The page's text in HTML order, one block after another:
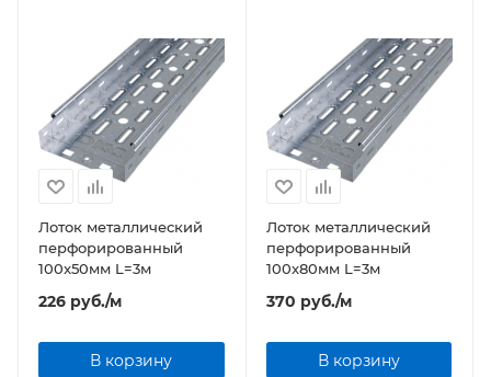
Лоток металлический
перфорированный
100x50мм L=3м
226 руб./м
В корзину
Лоток металлический
перфорированный
100x80мм L=3м
370 руб./м
В корзину